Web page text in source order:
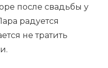
после свадьбы у
радуется
не тратить